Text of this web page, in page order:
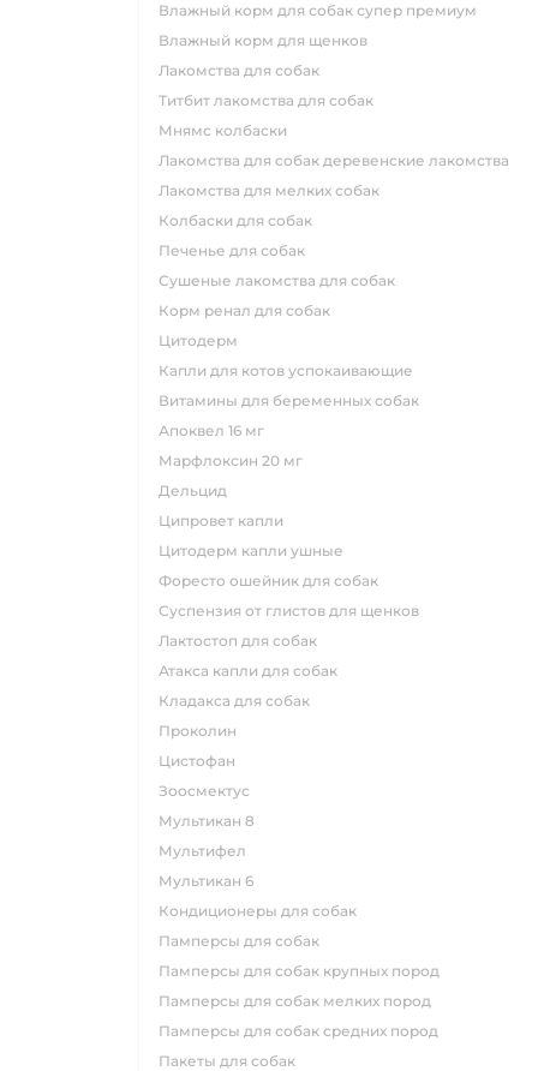
влажный корм для собак супер премиум
влажный корм для щенков
лакомства для собак
титбит лакомства для собак
мнямс колбаски
лакомства для собак деревенские лакомства
лакомства для мелких собак
колбаски для собак
печенье для собак
сушеные лакомства для собак
корм ренал для собак
цитодерм
капли для котов успокаивающие
витамины для беременных собак
апоквел 16 мг
марфлоксин 20 мг
дельцид
ципровет капли
цитодерм капли ушные
форесто ошейник для собак
суспензия от глистов для щенков
лактостоп для собак
атакса капли для собак
кладакса для собак
проколин
цистофан
зоосмектус
мультикан 8
мультифел
мультикан 6
кондиционеры для собак
памперсы для собак
памперсы для собак крупных пород
памперсы для собак мелких пород
памперсы для собак средних пород
пакеты для собак